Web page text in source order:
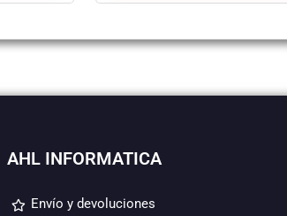
AHL INFORMATICA
Envío y devoluciones